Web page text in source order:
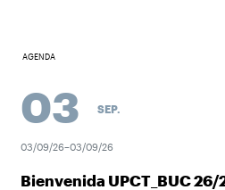
AGENDA
03 SEP.
03/09/26–03/09/26
Bienvenida UPCT_BUC 26/27